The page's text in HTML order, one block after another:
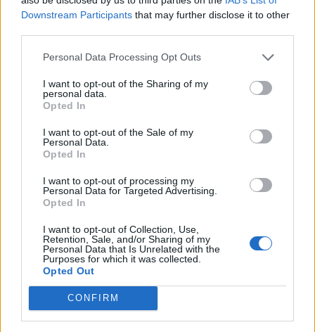
Downstream Participants that may further disclose it to other
Personal Data Processing Opt Outs
I want to opt-out of the Sharing of my
personal data.
Opted In
I want to opt-out of the Sale of my
Personal Data.
Opted In
I want to opt-out of processing my
Personal Data for Targeted Advertising.
Opted In
I want to opt-out of Collection, Use,
Retention, Sale, and/or Sharing of my
Personal Data that Is Unrelated with the
Purposes for which it was collected.
Opted Out
CONFIRM
Vsi dogodki →
Najbolj brano
Pretep v gostinskem lokalu v Velenju: 46-letnik
(VIDEO) "Mislil sem, da je konec": Lastnik
velenjske picerije o padcu s padalom na
Korošico po pristanku
Na Šaleški cesti v Velenju občanka poškodovala
Prijava pogrešanja razkrila tragedijo: V hiši našli
mrtvega 76-letnika
Osmrtnice